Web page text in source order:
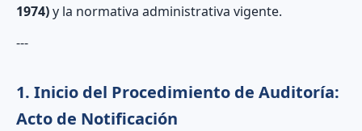
1974)y la normativa administrativa vigente.
---
1. Inicio del Procedimiento de Auditoría:
Acto de Notificación